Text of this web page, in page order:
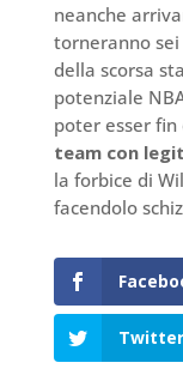
neanche
torneranno
della scorsa
potenziale
poter esser fin
team con
la forbice di
facendolo
Twitter